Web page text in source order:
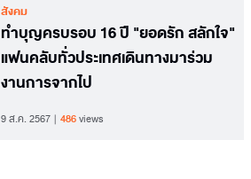
สังคม
ทำบุญครบรอบ 16 ปี "ยอดรัก สลักใจ"
แฟนคลับทั่วประเทศเดินทางมาร่วม
งานการจากไป
9 ส.ค. 2567 486views